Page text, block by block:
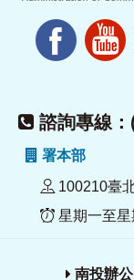
諮詢專線
署本部
100210臺
星期一至星
南投辦